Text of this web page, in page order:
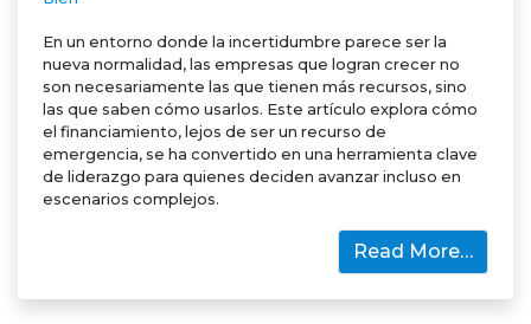
En un entorno donde la incertidumbre parece ser la
nueva normalidad, las empresas que logran crecer no
son necesariamente las que tienen más recursos, sino
las que saben cómo usarlos. Este artículo explora cómo
el financiamiento, lejos de ser un recurso de
emergencia, se ha convertido en una herramienta clave
de liderazgo para quienes deciden avanzar incluso en
escenarios complejos.
Read More…